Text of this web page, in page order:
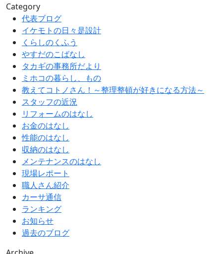
Category
代表ブログ
イケモトの日々是設計
くらしのくふう
やすだのこばなし
タカギの事務所だより
ミホコの暮らし、もの
教えてコトノさん！～整理整頓が好きになる方法～
スタッフの近況
リフォームのはなし
お金のはなし
性能のはなし
収納のはなし
メンテナンスのはなし
現場レポート
職人さん紹介
カーサ通信
ランキング
お知らせ
過去のブログ